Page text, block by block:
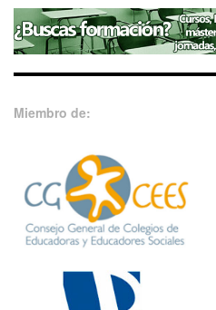
Miembro de: